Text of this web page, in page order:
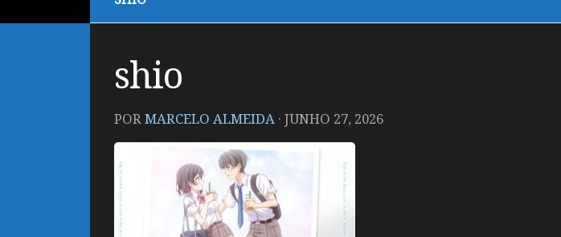
shio
PORMARCELO ALMEIDA · JUNHO 27, 2026